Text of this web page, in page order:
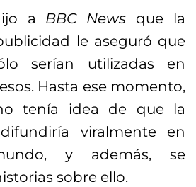
a BBC News que la
le aseguró que
serían utilizadas en
Hasta ese momento,
tenía idea de que la
viralmente en
y además, se
sobre ello.